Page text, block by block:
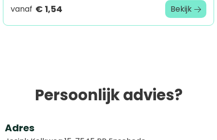
vanaf € 1,54 Bekijk
Persoonlijk advies?
Adres